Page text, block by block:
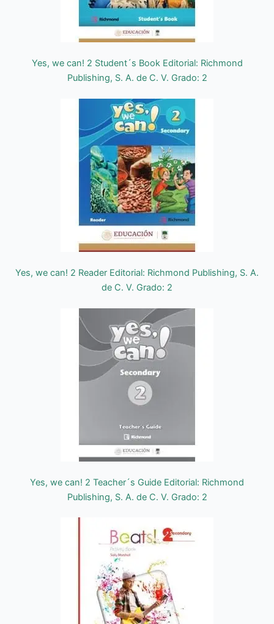
Yes, we can! 2 Student´s Book Editorial: Richmond
Publishing, S. A. de C. V. Grado: 2
Yes, we can! 2 Reader Editorial: Richmond Publishing, S. A.
de C. V. Grado: 2
Yes, we can! 2 Teacher´s Guide Editorial: Richmond
Publishing, S. A. de C. V. Grado: 2